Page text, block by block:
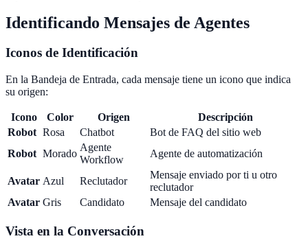
Identificando Mensajes de Agentes
Iconos de Identificación
En la Bandeja de Entrada, cada mensaje tiene un icono que indica
su origen:
Icono Color Origen
Descripción
Robot Rosa Chatbot
Bot de FAQ del sitio web
Robot Morado
Agente
Workflow
Agente de automatización
Avatar Azul Reclutador
Mensaje enviado por ti u otro
reclutador
Avatar Gris Candidato Mensaje del candidato
Vista en la Conversación